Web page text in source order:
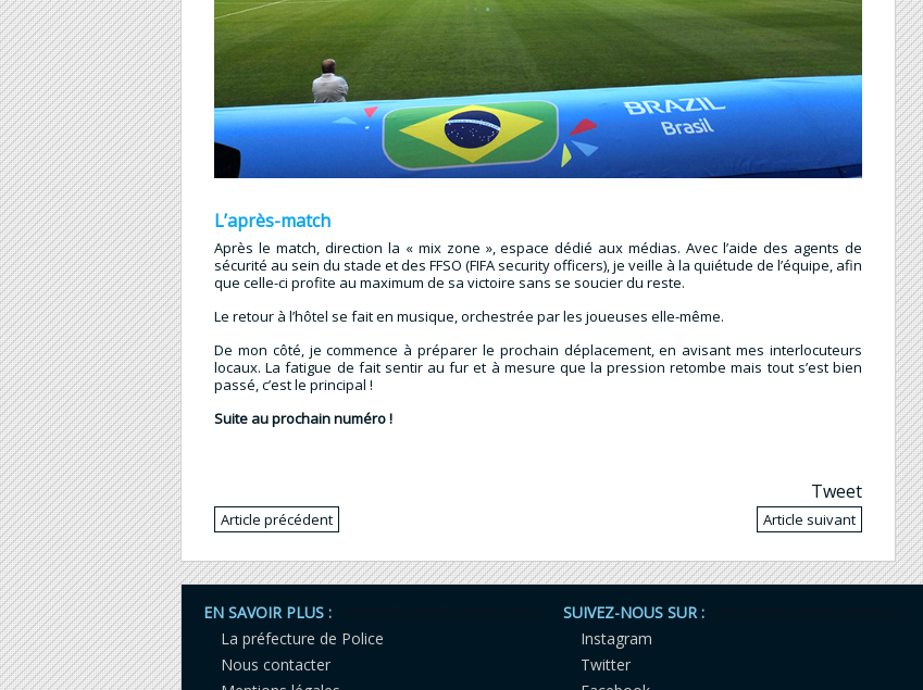
L’après-match
Après le match, direction la « mix zone », espace dédié aux médias. Avec l’aide des agents de
sécurité au sein du stade et des FFSO (FIFA security officers), je veille à la quiétude de l’équipe, afin
que celle-ci profite au maximum de sa victoire sans se soucier du reste.
Le retour à l’hôtel se fait en musique, orchestrée par les joueuses elle-même.
De mon côté, je commence à préparer le prochain déplacement, en avisant mes interlocuteurs
locaux. La fatigue de fait sentir au fur et à mesure que la pression retombe mais tout s’est bien
passé, c’est le principal !
Suite au prochain numéro !
Tweet
Article précédent Article suivant
EN SAVOIR PLUS :
La préfecture de Police
Nous contacter
SUIVEZ-NOUS SUR :
Instagram
Twitter